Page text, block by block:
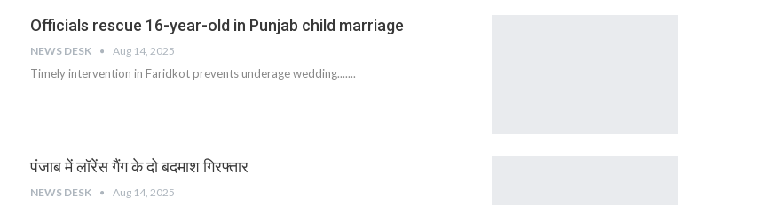
Officials rescue 16-year-old in Punjab child marriage
NEWS DESK Aug 14, 2025
Timely intervention in Faridkot prevents underage wedding.......
पंजाब में लॉरेंस गैंग के दो बदमाश गिरफ्तार
NEWS DESK Aug 14, 2025